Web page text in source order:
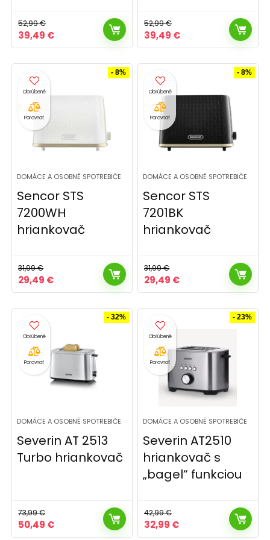
52,99€
Pôvodná
cena
39,49 €Aktuálna
cena
52,99€
Pôvodná
cena
39,49 €Aktuálna
cena
Porovnať
- 8%
DOMÁCE A OSOBNÉ SPOTREBIČE
Sencor STS
7200WH
hriankovač
31,99€
Pôvodná
cena
29,49 €Aktuálna
cena
Porovnať
- 8%
DOMÁCE A OSOBNÉ SPOTREBIČE
Sencor STS
7201BK
hriankovač
31,99€
Pôvodná
cena
29,49 €Aktuálna
cena
Porovnať
- 32%
DOMÁCE A OSOBNÉ SPOTREBIČE
Severin AT 2513
Turbo hriankovač
73,99€
Pôvodná
cena
50,49 €Aktuálna
cena
Porovnať
- 23%
DOMÁCE A OSOBNÉ SPOTREBIČE
Severin AT2510
hriankovač s
„bagel“ funkciou
42,99€
Pôvodná
cena
32,99 €Aktuálna
cena